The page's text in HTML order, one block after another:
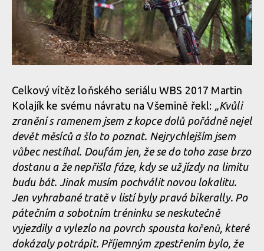
Celkový vítěz loňského seriálu WBS 2017 Martin
Kolajík ke svému návratu na Všemině řekl: „Kvůli
zranění s ramenem jsem z kopce dolů pořádně nejel
devět měsíců a šlo to poznat. Nejrychlejším jsem
vůbec nestíhal. Doufám jen, že se do toho zase brzo
dostanu a že nepřišla fáze, kdy se už jízdy na limitu
budu bát. Jinak musím pochválit novou lokalitu.
Jen vyhrabané tratě v listí byly pravá bikerally. Po
pátečním a sobotním tréninku se neskutečně
vyjezdily a vylezlo na povrch spousta kořenů, které
dokázaly potrápit. Příjemným zpestřením bylo, že